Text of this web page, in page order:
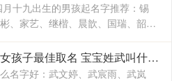
十九出生的男孩起名字推荐：锡
、家艺、继楷、晨歆、国瑞、韶
、一惟、智铭、佳洛、奕谨、君
、晓锋、
2023年武姓女孩子最佳取名 宝宝姓武叫什么名字好
名字好：武文婷、武宸雨、武岚